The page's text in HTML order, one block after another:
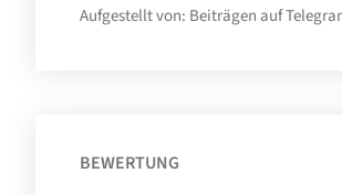
Aufgestellt von: Beiträgen auf
BEWERTUNG